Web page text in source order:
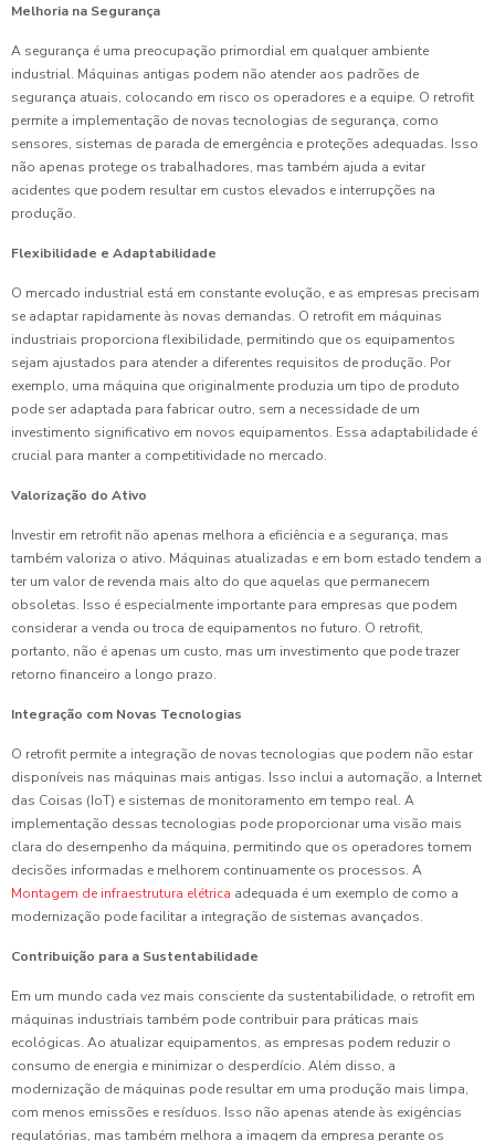
Melhoria na Segurança
A segurança é uma preocupação primordial em qualquer ambiente
industrial. Máquinas antigas podem não atender aos padrões de
segurança atuais, colocando em risco os operadores e a equipe. O retrofit
permite a implementação de novas tecnologias de segurança, como
sensores, sistemas de parada de emergência e proteções adequadas. Isso
não apenas protege os trabalhadores, mas também ajuda a evitar
acidentes que podem resultar em custos elevados e interrupções na
produção.
Flexibilidade e Adaptabilidade
O mercado industrial está em constante evolução, e as empresas precisam
se adaptar rapidamente às novas demandas. O retrofit em máquinas
industriais proporciona flexibilidade, permitindo que os equipamentos
sejam ajustados para atender a diferentes requisitos de produção. Por
exemplo, uma máquina que originalmente produzia um tipo de produto
pode ser adaptada para fabricar outro, sem a necessidade de um
investimento significativo em novos equipamentos. Essa adaptabilidade é
crucial para manter a competitividade no mercado.
Valorização do Ativo
Investir em retrofit não apenas melhora a eficiência e a segurança, mas
também valoriza o ativo. Máquinas atualizadas e em bom estado tendem a
ter um valor de revenda mais alto do que aquelas que permanecem
obsoletas. Isso é especialmente importante para empresas que podem
considerar a venda ou troca de equipamentos no futuro. O retrofit,
portanto, não é apenas um custo, mas um investimento que pode trazer
retorno financeiro a longo prazo.
Integração com Novas Tecnologias
O retrofit permite a integração de novas tecnologias que podem não estar
disponíveis nas máquinas mais antigas. Isso inclui a automação, a Internet
das Coisas (IoT) e sistemas de monitoramento em tempo real. A
implementação dessas tecnologias pode proporcionar uma visão mais
clara do desempenho da máquina, permitindo que os operadores tomem
decisões informadas e melhorem continuamente os processos. A
Montagem de infraestrutura elétrica adequada é um exemplo de como a
modernização pode facilitar a integração de sistemas avançados.
Contribuição para a Sustentabilidade
Em um mundo cada vez mais consciente da sustentabilidade, o retrofit em
máquinas industriais também pode contribuir para práticas mais
ecológicas. Ao atualizar equipamentos, as empresas podem reduzir o
consumo de energia e minimizar o desperdício. Além disso, a
modernização de máquinas pode resultar em uma produção mais limpa,
com menos emissões e resíduos. Isso não apenas atende às exigências
regulatórias, mas também melhora a imagem da empresa perante os